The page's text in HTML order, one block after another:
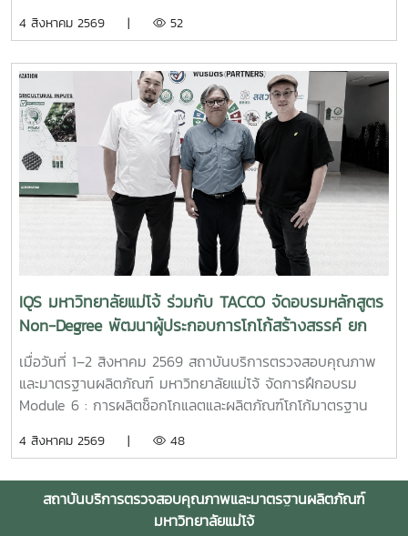
งานของธุรกิจโรงแรม พร้อมสาธิตการใช้งานจริง โดยมุ่งเน้น
เขียว การนำจุลินทรีย์มาใช้เพื่อช่วยเพิ่มความอุดมสมบูรณ์ของ
ดิน บำรุงสนามหญ้า ไม้ดอก ไม้ประดับ และสวนหย่อม ตลอดจน
ส่งเสริมการดูแลพืชด้วยชีววิธี ซึ่งช่วยลดการพึ่งพาสารเคมีและ
สนับสนุนการดูแลพื้นที่สีเขียวอย่างเป็นมิตรต่อสิ่งแวดล้อมด้าน
การจัดการของเสียและทรัพยากรภายในสถานประกอบการ การใช้
จุลินทรีย์เป็นหัวเชื้อเร่งการย่อยสลายเศษใบไม้ กิ่งไม้ และวัสดุ
อินทรีย์ เพื่อนำมาผลิตเป็นปุ๋ยหมักและหมุนเวียนกลับมาใช้บำรุง
พื้นที่สีเขียวภายในโรงแรม เป็นการลดปริมาณของเสียและส่ง
เสริมการใช้ทรัพยากรอย่างคุ้มค่า โดยคุณสมบัติดังกล่าว
สอดคล้องกับข้อมูลผลิตภัณฑ์ MMO สูตรสำหรับบำรุงดินและเร่ง
การทำปุ๋ยหมักของมหาวิทยาลัยแม่โจ้ ด้านสุขอนามัยและระบบ
บำบัดของเสีย การประยุกต์ใช้จุลินทรีย์เพื่อช่วยลดกลิ่นไม่พึง
ประสงค์ บำบัดน้ำเสีย และย่อยสลายสารอินทรีย์บริเวณห้องครัว
ห้องน้ำ ท่อระบายน้ำ บ่อพักน้ำเสีย ถังเกรอะ และถังซึม ซึ่งเหมาะ
สำหรับอาคาร ร้านอาหาร และธุรกิจโรงแรม โดยผลิตภัณฑ์ MMO
สูตร 3 ได้รับการพัฒนาสำหรับการกำจัดกลิ่นและบำบัดน้ำเสียโดย
บริการและการสนับสนุนผลิตภัณฑ์สำหรับกลุ่มธุรกิจโรงแรม
พร้อมนำเสนอเงื่อนไขราคาพิเศษ ตลอดจนความพร้อมของทีมผู้
เชี่ยวชาญในการให้คำปรึกษา บรรยาย และสาธิตวิธีการใช้งานใน
พื้นที่จริง เพื่อให้บุคลากรของสถานประกอบการสามารถเลือกใช้
ผลิตภัณฑ์ได้อย่างถูกต้อง ปลอดภัย และเกิดประสิทธิภาพสูงสุด
คุณภาพ ประสิทธิภาพ และความเหมาะสมของผลิตภัณฑ์ภายใต้
ไปประยุกต์ใช้ให้เกิดประโยชน์ต่อภาคการเกษตรอย่างเหมาะสมและ
ยั่งยืน การหารือครั้งนี้ครอบคลุมประเด็นสำคัญ ได้แก่ ความเป็น
ไปได้ในการจัดทำโครงการวิจัย แนวทางการนำเข้าตัวอย่างปุ๋ย
สำหรับการศึกษาและทดสอบ ตลอดจนการดำเนินงานให้
สอดคล้องกับกฎหมาย ระเบียบ และหลักเกณฑ์ที่เกี่ยวข้องของ
ประเทศไทย สำหรับการนำเข้าปุ๋ยหรือตัวอย่างปุ๋ยเพื่อใช้ในการวิจัย
และการวิเคราะห์ จะต้องมีวัตถุประสงค์ที่ชัดเจน และดำเนินการ
ตามขั้นตอนการขออนุญาต รวมถึงหลักเกณฑ์และเงื่อนไขที่กรม
วิชาการเกษตรกำหนด เพื่อให้การดำเนินงานเป็นไปอย่างถูกต้อง
โปร่งใส และสามารถตรวจสอบได้ ในด้านการดำเนินงาน
มหาวิทยาลัยแม่โจ้อาจทำหน้าที่เป็นหน่วยงานเจ้าภาพของ
โครงการวิจัย โดยสถาบันบริการตรวจสอบคุณภาพและมาตรฐาน
ผลิตภัณฑ์รับผิดชอบด้านการตรวจวิเคราะห์คุณภาพและ
มาตรฐานของผลิตภัณฑ์ พร้อมบูรณาการความร่วมมือกับคณะ
หรือหน่วยงานที่มีความเชี่ยวชาญด้านปฐพีศาสตร์ พืชศาสตร์
และเทคโนโลยีการผลิตพืช เพื่อร่วมกันออกแบบการทดลอง
ระบบ ทั้งนี้ แนวทางความร่วมมือดังกล่าวอาจดำเนินการร่วมกับ
งานภาครัฐและหน่วยงานที่เกี่ยวข้อง เพื่อให้การวิจัยมีความครบ
ถ้วนตามหลักวิชาการ และสามารถนำผลการศึกษาไปต่อยอดทั้งใน
4 สิงหาคม 2569 | 52
IQS มหาวิทยาลัยแม่โจ้ ร่วมกับ TACCO จัดอบรมหลักสูตร
Non-Degree พัฒนาผู้ประกอบการโกโก้สร้างสรรค์ ยก
ระดับการแปรรูปช็อกโกแลตไทยสู่มาตรฐานสากล
เมื่อวันที่ 1–2 สิงหาคม 2569 สถาบันบริการตรวจสอบคุณภาพ
และมาตรฐานผลิตภัณฑ์ มหาวิทยาลัยแม่โจ้ จัดการฝึกอบรม
Module 6 : การผลิตช็อกโกแลตและผลิตภัณฑ์โกโก้มาตรฐาน
ประกาศนียบัตร (Non-Degree) "ผู้ประกอบการโกโก้สร้างสรรค์
Cocoa Entrepreneur and High-Value Processing
Technologist for Global Markets)" ณ อาคารเฉลิมพระเกียรติ
4 สิงหาคม 2569 | 48
สถาบันบริการตรวจสอบคุณภาพและมาตรฐานผลิตภัณฑ์
มหาวิทยาลัยแม่โจ้